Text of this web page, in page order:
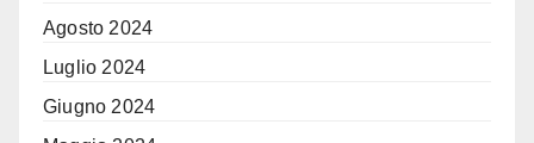
Agosto 2024
Luglio 2024
Giugno 2024